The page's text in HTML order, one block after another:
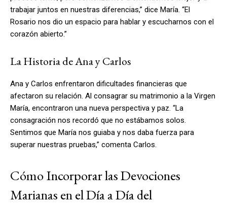
trabajar juntos en nuestras diferencias,” dice María. “El
Rosario nos dio un espacio para hablar y escucharnos con el
corazón abierto.”
La Historia de Ana y Carlos
Ana y Carlos enfrentaron dificultades financieras que
afectaron su relación. Al consagrar su matrimonio a la Virgen
María, encontraron una nueva perspectiva y paz. “La
consagración nos recordó que no estábamos solos.
Sentimos que María nos guiaba y nos daba fuerza para
superar nuestras pruebas,” comenta Carlos.
Cómo Incorporar las Devociones
Marianas en el Día a Día del